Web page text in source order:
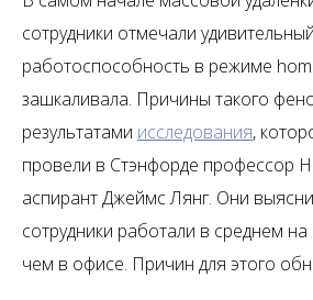
сотрудники отмечали
работоспособность в режиме
зашкаливала. Причины такого
результатами исследования,
провели в Стэнфорде профессор
аспирант Джеймс Лянг. Они
сотрудники работали в среднем
чем в офисе. Причин для этого